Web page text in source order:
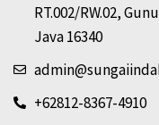
RT.002/RW.02,
Java 16340
+62812-8367-4910